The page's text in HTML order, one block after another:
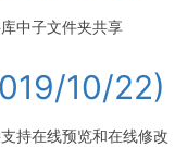
中子文件夹共享
10/22)
持在线预览和在线修改